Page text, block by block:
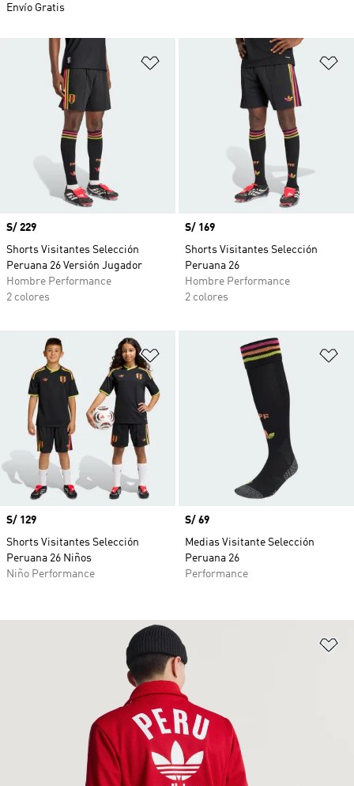
Añadir a la lista de deseos
Precio
S/ 229
Shorts Visitantes Selección
Peruana 26 Versión Jugador
Hombre Performance
2 colores
Precio
S/ 169
Shorts Visitantes Selección
Peruana 26
Hombre Performance
2 colores
Añadir a la lista de deseos
Precio
S/ 129
Shorts Visitantes Selección
Peruana 26 Niños
Niño Performance
Precio
S/ 69
Medias Visitante Selección
Peruana 26
Performance
Envío Gratis